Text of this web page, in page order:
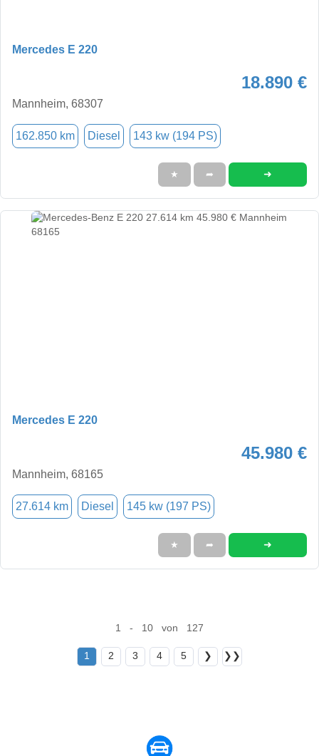
Mercedes E 220
18.890 €
Mannheim, 68307
162.850 km Diesel 143 kw (194 PS)
★ ➦ ➜
Mercedes E 220
45.980 €
Mannheim, 68165
27.614 km Diesel 145 kw (197 PS)
★ ➦ ➜
1 - 10 von 127
1 2 3 4 5 ❯ ❯❯